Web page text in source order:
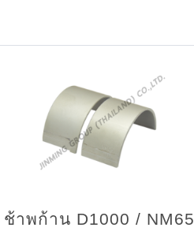
ช้าพก้าน D1000 / NM65